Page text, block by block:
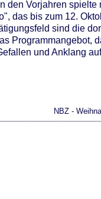
den Vorjahren
das bis zum 12.
sind die
Programmangebot,
und Anklang
NBZ -